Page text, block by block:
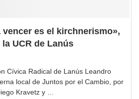
vencer es el kirchnerismo»,
UCR de Lanús
Cívica Radical de Lanús Leandro
local de Juntos por el Cambio, por
Kravetz y …